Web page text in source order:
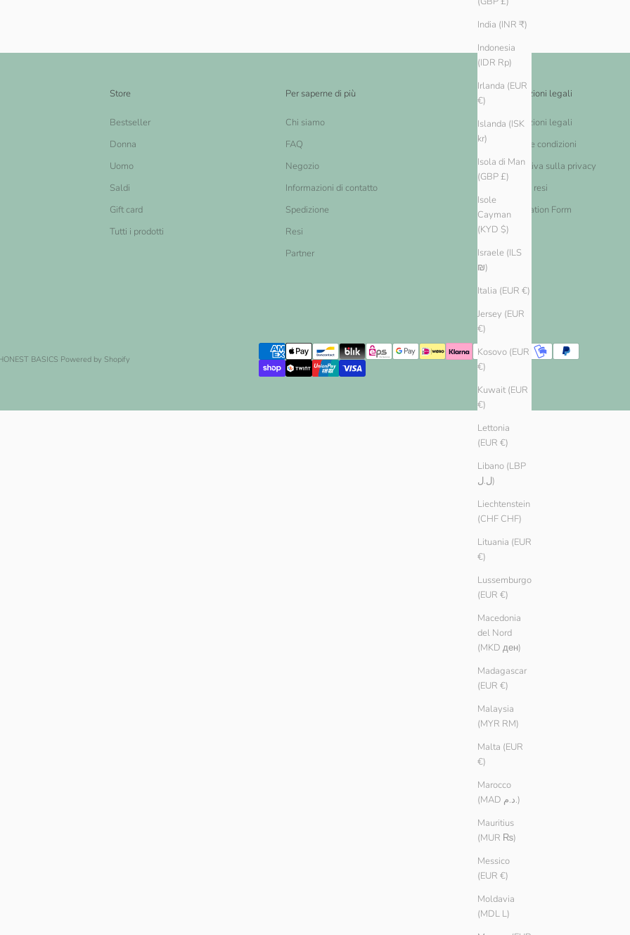
India (INR ₹)
Indonesia
(IDR Rp)
Irlanda (EUR
€)
Islanda (ISK
kr)
Isola di Man
(GBP £)
Isole
Cayman
(KYD $)
Israele (ILS
₪)
Italia (EUR €)
Jersey (EUR
€)
Kosovo (EUR
€)
Kuwait (EUR
€)
Lettonia
(EUR €)
Libano (LBP
ل.ل)
Liechtenstein
(CHF CHF)
Lituania (EUR
€)
Lussemburgo
(EUR €)
Macedonia
del Nord
(MKD ден)
Madagascar
(EUR €)
Malaysia
(MYR RM)
Malta (EUR
€)
Marocco
(MAD د.م.)
Mauritius
(MUR ₨)
Messico
(EUR €)
Moldavia
(MDL L)
Store
Bestseller
Donna
Uomo
Saldi
Gift card
Tutti i prodotti
Per saperne di più
Chi siamo
FAQ
Negozio
Informazioni di contatto
Spedizione
Resi
Partner
Informazioni legali
Informazioni legali
Termini e condizioni
Informativa sulla privacy
Cambi e resi
Cancellation Form
BASICS Powered by Shopify